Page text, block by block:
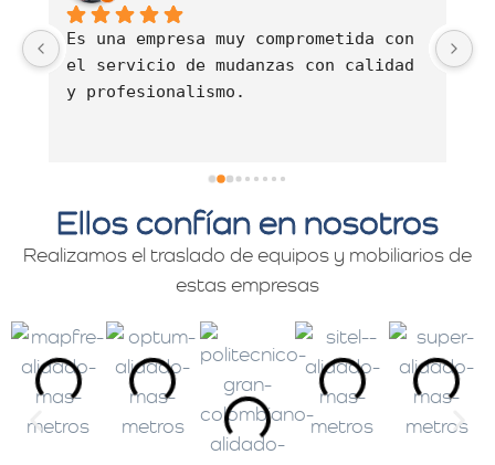
Es una empresa muy comprometida con
el servicio de mudanzas con calidad
y profesionalismo.
Ellos confían en nosotros
Realizamos el traslado de equipos y mobiliarios de
estas empresas